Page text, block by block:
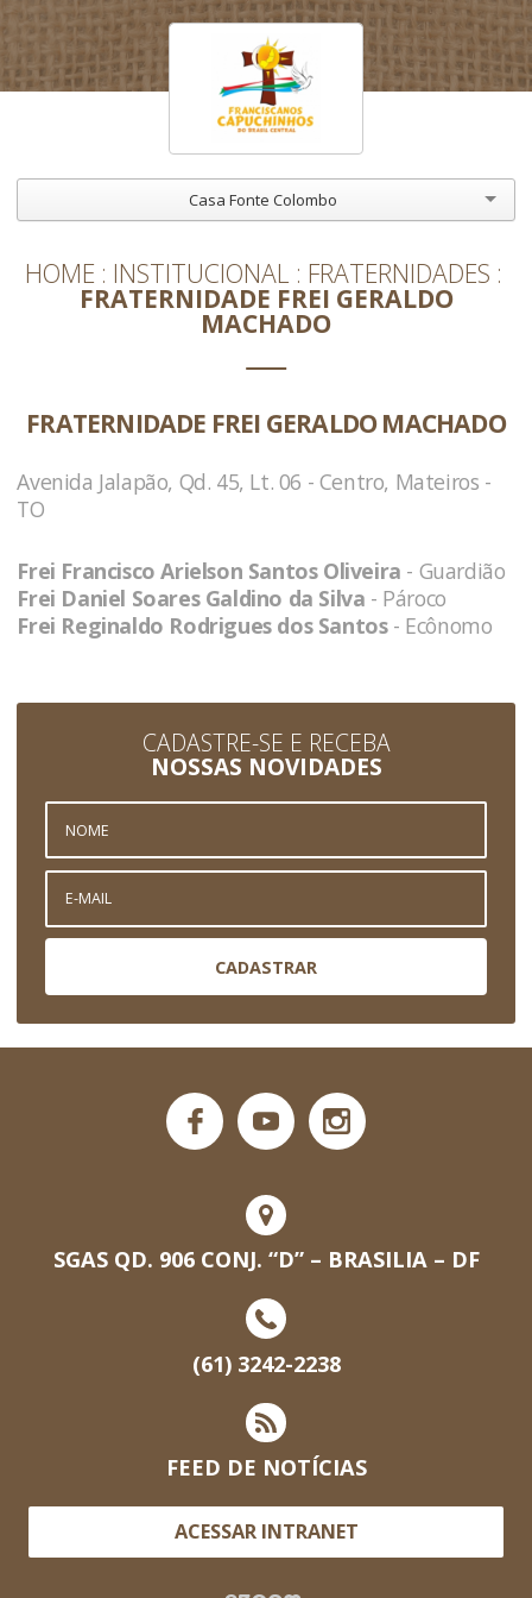
Casa Fonte Colombo
HOME INSTITUCIONAL FRATERNIDADES
FRATERNIDADE FREI GERALDO
MACHADO
FRATERNIDADE FREI GERALDO MACHADO
Avenida Jalapão, Qd. 45, Lt. 06 - Centro, Mateiros -
TO
Frei Francisco Arielson Santos Oliveira - Guardião
Frei Daniel Soares Galdino da Silva - Pároco
Frei Reginaldo Rodrigues dos Santos- Ecônomo
CADASTRE-SE E RECEBA
NOSSAS NOVIDADES
CADASTRAR
SGAS QD. 906 CONJ. “D” – BRASILIA – DF
(61) 3242-2238
FEED DE NOTÍCIAS
ACESSAR INTRANET